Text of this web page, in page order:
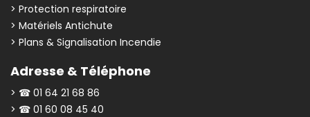
> Protection respiratoire
> Matériels Antichute
> Plans & Signalisation Incendie
Adresse & Téléphone
> ☎ 01 64 21 68 86
> ☎ 01 60 08 45 40